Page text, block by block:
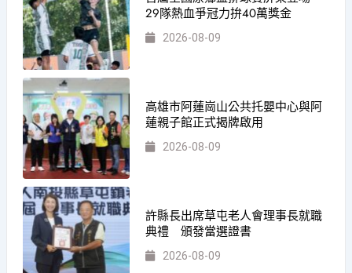
29隊熱血爭冠力拚40萬獎金
2026-08-09
高雄市阿蓮崗山公共托嬰中心與阿
蓮親子館正式揭牌啟用
2026-08-09
許縣長出席草屯老人會理事長就職
典禮 頒發當選證書
2026-08-09